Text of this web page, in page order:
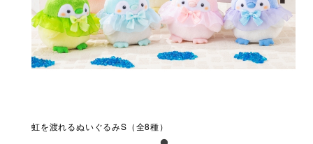
虹を渡れるぬいぐるみS（全8種）